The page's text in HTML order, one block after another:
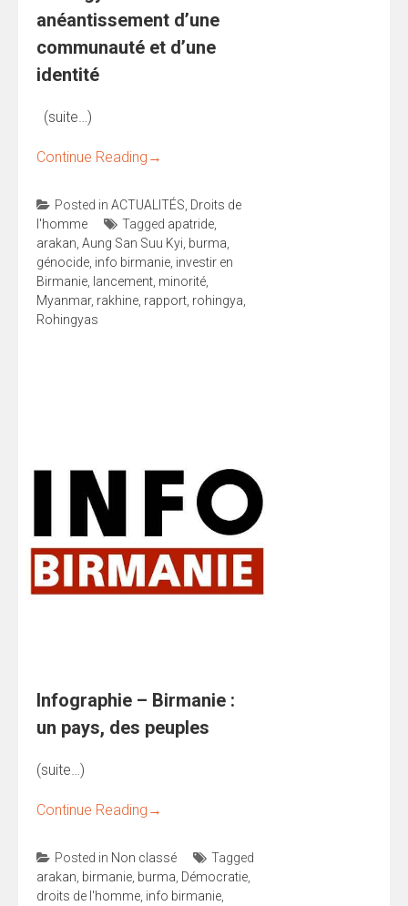
anéantissement d’une
communauté et d’une
identité
(suite…)
Continue Reading →
Posted in ACTUALITÉS, Droits de
l'homme
Tagged apatride,
arakan, Aung San Suu Kyi, burma,
génocide, info birmanie, investir en
Birmanie, lancement, minorité,
Myanmar, rakhine, rapport, rohingya,
Rohingyas
Infographie – Birmanie :
un pays, des peuples
(suite…)
Continue Reading →
Posted in Non classé
Tagged
arakan birmanie burma Démocratie
droits de l'homme info birmanie